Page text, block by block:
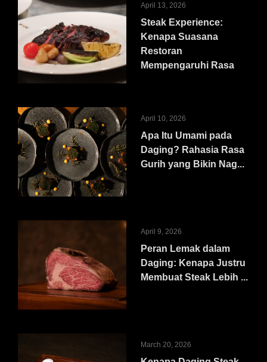
April 13, 2026
Steak Experience:
Kenapa Suasana
Restoran
Mempengaruhi Rasa
April 10, 2026
Apa Itu Umami pada
Daging? Rahasia Rasa
Gurih yang Bikin Nag...
April 9, 2026
Peran Lemak dalam
Daging: Kenapa Justru
Membuat Steak Lebih ...
March 20, 2026